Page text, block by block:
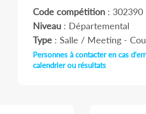
Code compétition: 302390
Niveau: Départemental
Type: Salle / Meeting -
Personnes à contacter en cas
calendrier ou résultats